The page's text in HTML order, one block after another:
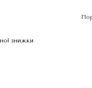
знижки